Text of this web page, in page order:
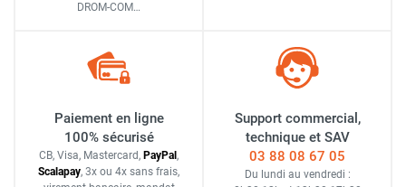
DROM-COM…
Paiement en ligne
100% sécurisé
CB, Visa, Mastercard, PayPal ,
Scalapay, 3x ou 4x sans frais,
Support commercial,
technique et SAV
03 88 08 67 05
Du lundi au vendredi :